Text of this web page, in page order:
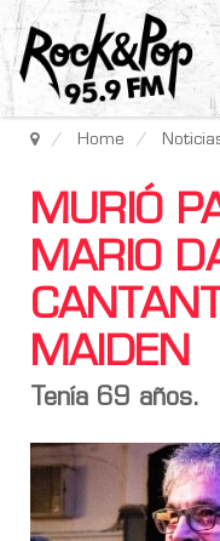
Home
MURIÓ
MARIO
MAIDEN
Tenía 69 años.